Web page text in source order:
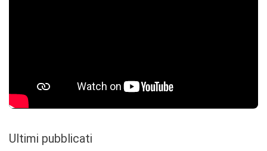
Ultimi pubblicati